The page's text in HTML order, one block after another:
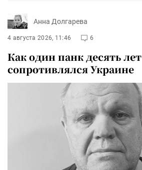
Анна Долгарева
4 августа 2026, 11:46 6
Как один панк десять лет
сопротивлялся Украине